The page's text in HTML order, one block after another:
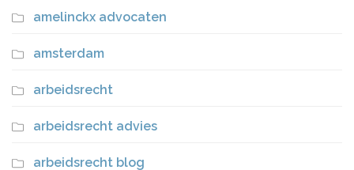
amelinckx advocaten
amsterdam
arbeidsrecht
arbeidsrecht advies
arbeidsrecht blog